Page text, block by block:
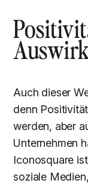
Auch dieser
denn
werden, aber
Unternehmen
Iconosquare
soziale